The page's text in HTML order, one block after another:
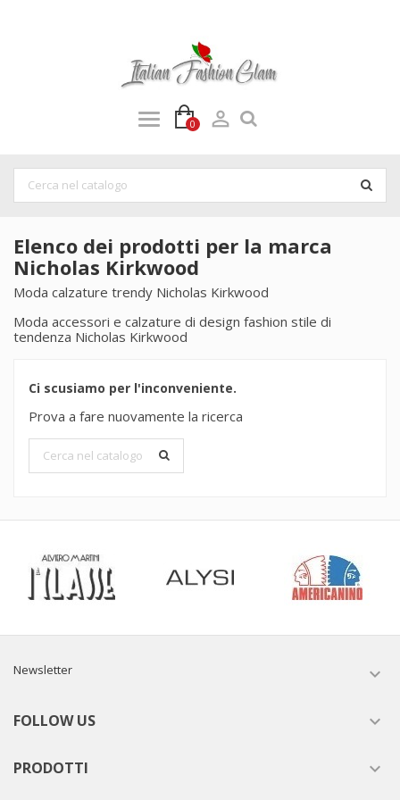
0 
Elenco dei prodotti per la marca
Nicholas Kirkwood
Moda calzature trendy Nicholas Kirkwood
Moda accessori e calzature di design fashion stile di
tendenza Nicholas Kirkwood
Ci scusiamo per l'inconveniente.
Prova a fare nuovamente la ricerca
Newsletter 
FOLLOW US 
PRODOTTI 